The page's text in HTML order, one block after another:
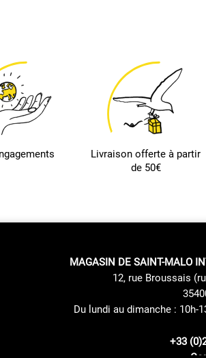
Livraison offerte à partir
de 50€
MAGASIN DE SAINT-MALO
12, rue Broussais
Du lundi au dimanche : 10h-
+33